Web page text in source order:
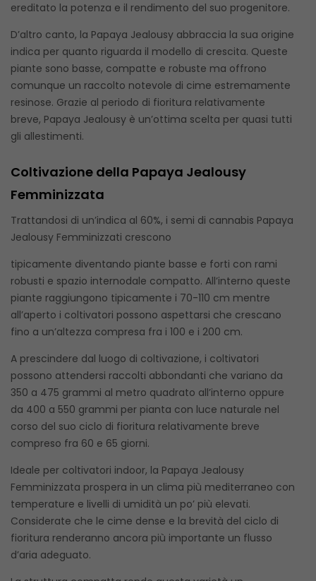
ereditato la potenza e il rendimento del suo progenitore.
D’altro canto, la Papaya Jealousy abbraccia la sua origine
indica per quanto riguarda il modello di crescita. Queste
piante sono basse, compatte e robuste ma offrono
comunque un raccolto notevole di cime estremamente
resinose. Grazie al periodo di fioritura relativamente
breve, Papaya Jealousy è un’ottima scelta per quasi tutti
gli allestimenti.
Coltivazione della Papaya Jealousy
Femminizzata
Trattandosi di un’indica al 60%, i semi di cannabis Papaya
Jealousy Femminizzati crescono
tipicamente diventando piante basse e forti con rami
robusti e spazio internodale compatto. All’interno queste
piante raggiungono tipicamente i 70-110 cm mentre
all’aperto i coltivatori possono aspettarsi che crescano
fino a un’altezza compresa fra i 100 e i 200 cm.
A prescindere dal luogo di coltivazione, i coltivatori
possono attendersi raccolti abbondanti che variano da
350 a 475 grammi al metro quadrato all’interno oppure
da 400 a 550 grammi per pianta con luce naturale nel
corso del suo ciclo di fioritura relativamente breve
compreso fra 60 e 65 giorni.
Ideale per coltivatori indoor, la Papaya Jealousy
Femminizzata prospera in un clima più mediterraneo con
temperature e livelli di umidità un po’ più elevati.
Considerate che le cime dense e la brevità del ciclo di
fioritura renderanno ancora più importante un flusso
d’aria adeguato.